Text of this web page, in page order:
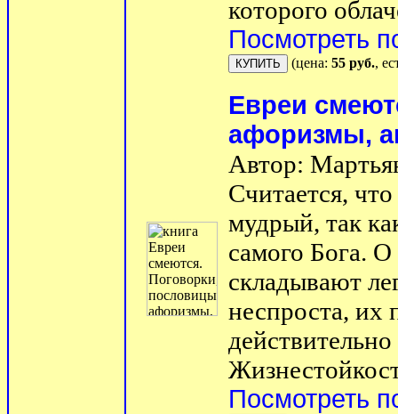
которого
Посмотреть
(цена: 55 руб.,
Евреи
афоризмы,
Автор:
Считается,
мудрый, так
самого Бога.
складывают
неспроста, их
Посмотреть